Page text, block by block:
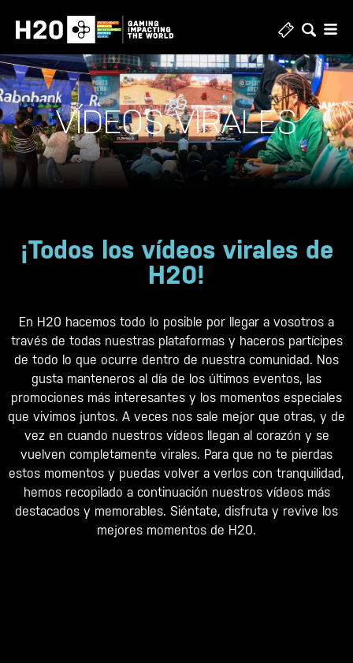
VÍDEOS VIRALES
¡Todos los vídeos virales de
H20!
En H20 hacemos todo lo posible por llegar a vosotros a
través de todas nuestras plataformas y haceros partícipes
de todo lo que ocurre dentro de nuestra comunidad. Nos
gusta manteneros al día de los últimos eventos, las
promociones más interesantes y los momentos especiales
que vivimos juntos. A veces nos sale mejor que otras, y de
vez en cuando nuestros vídeos llegan al corazón y se
vuelven completamente virales. Para que no te pierdas
estos momentos y puedas volver a verlos con tranquilidad,
hemos recopilado a continuación nuestros vídeos más
destacados y memorables. Siéntate, disfruta y revive los
mejores momentos de H20.